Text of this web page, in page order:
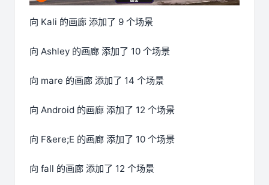
向 Kali 的画廊 添加了 9 个场景
向 Ashley 的画廊 添加了 10 个场景
向 mare 的画廊 添加了 14 个场景
向 Android 的画廊 添加了 12 个场景
向 F&ere;E 的画廊 添加了 10 个场景
向 fall 的画廊 添加了 12 个场景